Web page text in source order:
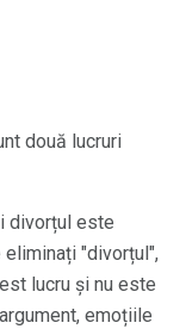
două lucruri
divorțul este
"divorțul",
lucru și nu este
emoțiile